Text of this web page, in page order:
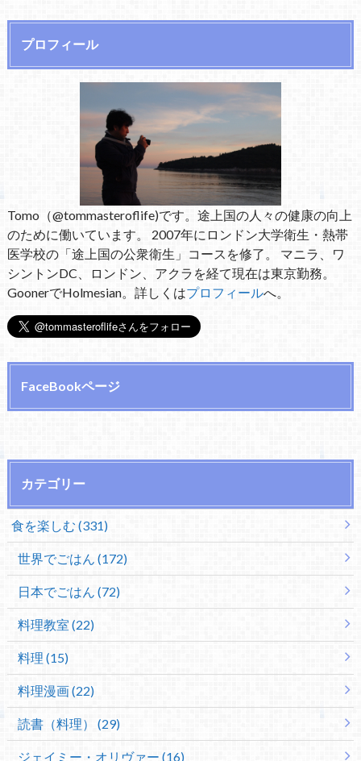
プロフィール
Tomo（@tommasteroflife)です。途上国の人々の健康の向上
のために働いています。 2007年にロンドン大学衛生・熱帯
医学校の「途上国の公衆衛生」コースを修了。 マニラ、ワ
シントンDC、ロンドン、アクラを経て現在は東京勤務。
GoonerでHolmesian。詳しくはプロフィールへ。
FaceBookページ
カテゴリー
食を楽しむ (331)
世界でごはん (172)
日本でごはん (72)
料理教室 (22)
料理 (15)
料理漫画 (22)
読書（料理） (29)
ジェイミー・オリヴァー (16)